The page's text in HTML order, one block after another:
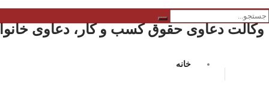
وکالت دعاوی حقوق کسب و کار، دعاوی
خانه